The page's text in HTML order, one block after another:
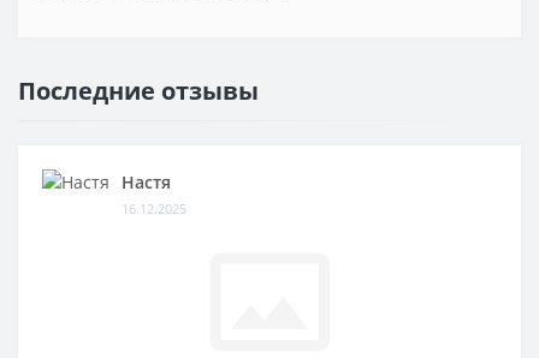
Последние отзывы
Настя
16.12.2025